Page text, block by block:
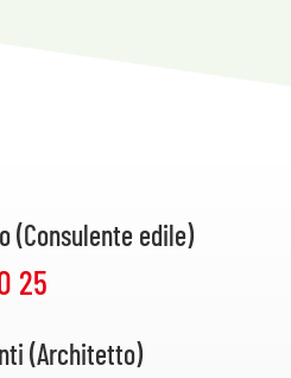
(Consulente edile)
25
(Architetto)